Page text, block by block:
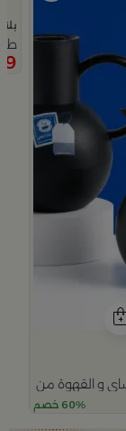
و القهوة من سيمارا
60% خصم